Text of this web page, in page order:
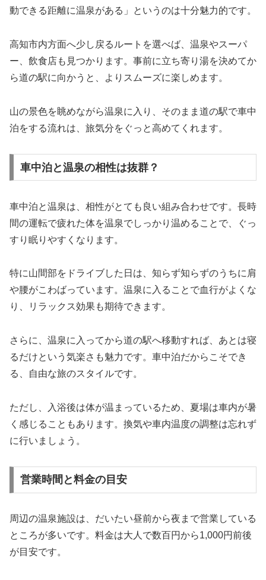
動できる距離に温泉がある」というのは十分魅力的です。
高知市内方面へ少し戻るルートを選べば、温泉やスーパ
ー、飲食店も見つかります。事前に立ち寄り湯を決めてか
ら道の駅に向かうと、よりスムーズに楽しめます。
山の景色を眺めながら温泉に入り、そのまま道の駅で車中
泊をする流れは、旅気分をぐっと高めてくれます。
車中泊と温泉の相性は抜群？
車中泊と温泉は、相性がとても良い組み合わせです。長時
間の運転で疲れた体を温泉でしっかり温めることで、ぐっ
すり眠りやすくなります。
特に山間部をドライブした日は、知らず知らずのうちに肩
や腰がこわばっています。温泉に入ることで血行がよくな
り、リラックス効果も期待できます。
さらに、温泉に入ってから道の駅へ移動すれば、あとは寝
るだけという気楽さも魅力です。車中泊だからこそでき
る、自由な旅のスタイルです。
ただし、入浴後は体が温まっているため、夏場は車内が暑
く感じることもあります。換気や車内温度の調整は忘れず
に行いましょう。
営業時間と料金の目安
周辺の温泉施設は、だいたい昼前から夜まで営業している
ところが多いです。料金は大人で数百円から1,000円前後
が目安です。